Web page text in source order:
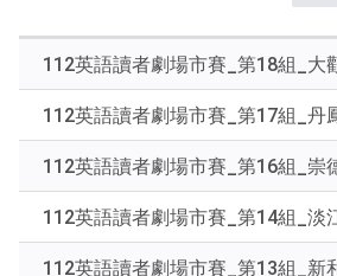
下
Enter
查
112英語讀者劇場市賽_第18組_大
112英語讀者劇場市賽_第17組_丹
112英語讀者劇場市賽_第16組_崇
112英語讀者劇場市賽_第14組_淡
112英語讀者劇場市賽_第13組_新